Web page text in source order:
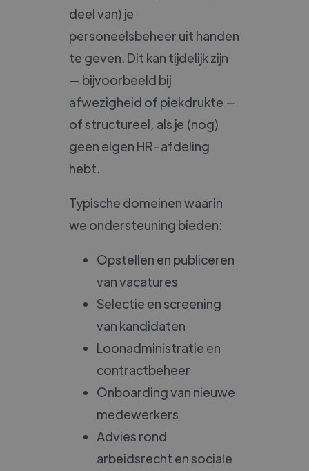
deel van) je
personeelsbeheer uit handen
te geven. Dit kan tijdelijk zijn
— bijvoorbeeld bij
afwezigheid of piekdrukte —
of structureel, als je (nog)
geen eigen HR-afdeling
hebt.
Typische domeinen waarin
we ondersteuning bieden:
Opstellen en publiceren
van vacatures
Selectie en screening
van kandidaten
Loonadministratie en
contractbeheer
Onboarding van nieuwe
medewerkers
Advies rond
arbeidsrecht en sociale